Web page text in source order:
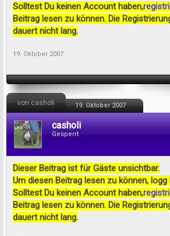
Solltest Du keinen Account haben,
Beitrag lesen zu können. Die
dauert nicht lang.
19. Oktober 2007
von casholi 19. Oktober 2007
casholi
Gesperrt
Dieser Beitrag ist für Gäste unsichtbar.
Um diesen Beitrag lesen zu können, logg
Solltest Du keinen Account haben,
Beitrag lesen zu können. Die
dauert nicht lang.